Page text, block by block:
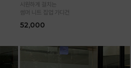
시원하게 걸치는
썸머 니트 집업 가디건
52,000